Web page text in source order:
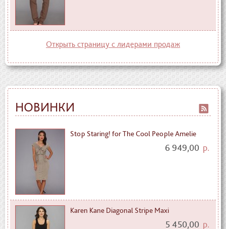
Открыть страницу с лидерами продаж
НОВИНКИ
Stop Staring! for The Cool People Amelie
6 949,00 р.
Karen Kane Diagonal Stripe Maxi
5 450,00 р.